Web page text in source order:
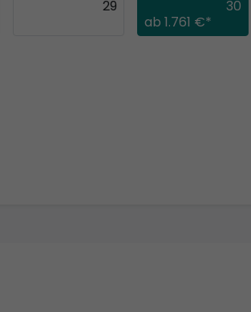
29
ab 1.761 €*
30